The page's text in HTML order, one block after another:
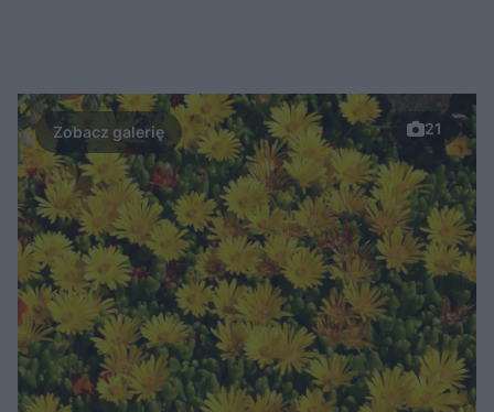
21